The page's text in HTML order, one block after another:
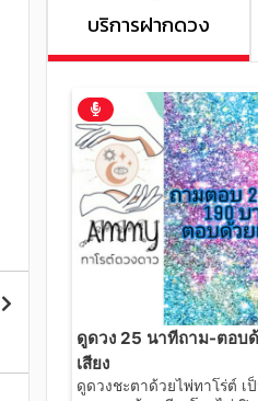
บริการฝากดวง
ดูดวง 25 นาทีถาม-ตอบ
เสียง
ดูดวงชะตาด้วยไพ่ทาโร่ต์ เ